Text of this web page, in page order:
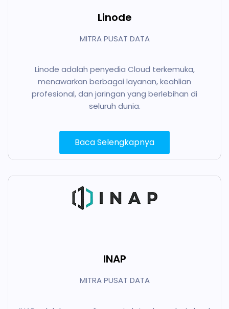
Linode
MITRA PUSAT DATA
Linode adalah penyedia Cloud terkemuka,
menawarkan berbagai layanan, keahlian
profesional, dan jaringan yang berlebihan di
seluruh dunia.
Baca Selengkapnya
INAP
MITRA PUSAT DATA